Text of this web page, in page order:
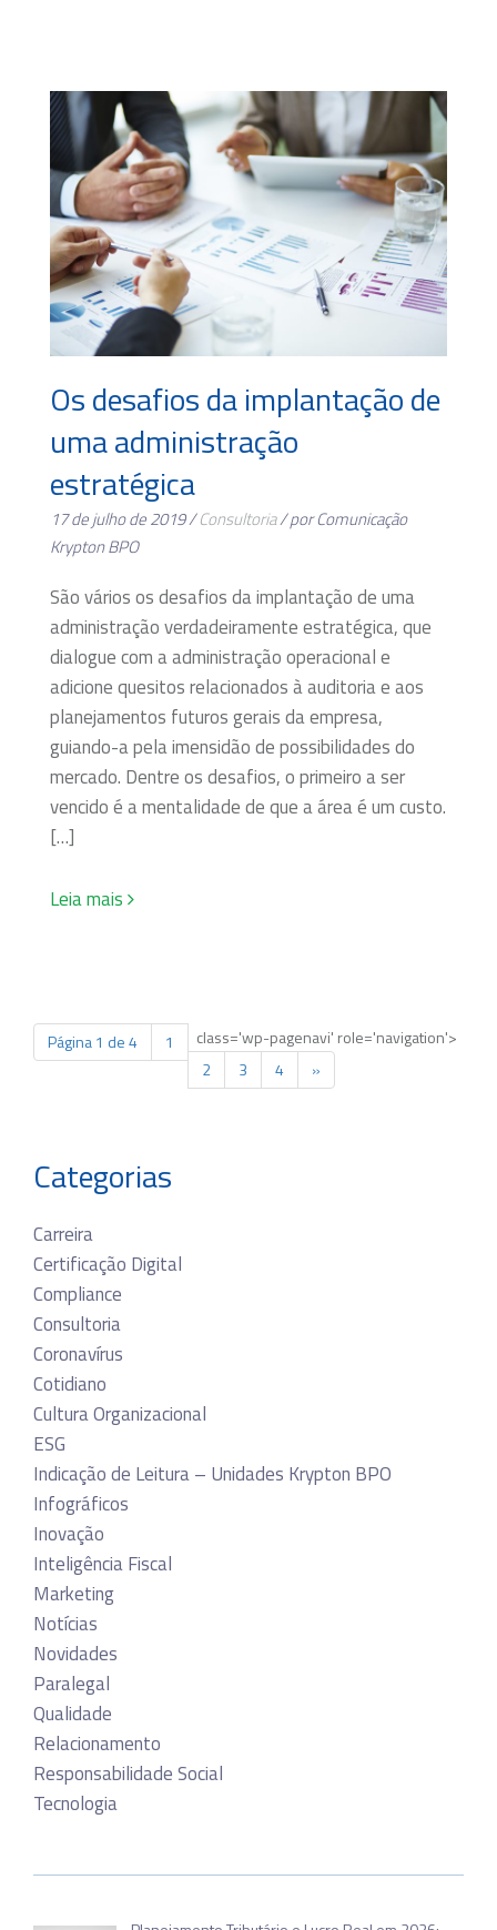
Os desafios da implantação de
uma administração
estratégica
17 de julho de 2019 /Consultoria/ por Comunicação
Krypton BPO
São vários os desafios da implantação de uma
administração verdadeiramente estratégica, que
dialogue com a administração operacional e
adicione quesitos relacionados à auditoria e aos
planejamentos futuros gerais da empresa,
guiando-a pela imensidão de possibilidades do
mercado. Dentre os desafios, o primeiro a ser
vencido é a mentalidade de que a área é um custo.
[…]
Leia mais
class='wp-pagenavi' role='navigation'>
Página 1 de 4
1
2
3 4 »
Categorias
Carreira
Certificação Digital
Compliance
Consultoria
Coronavírus
Cotidiano
Cultura Organizacional
ESG
Indicação de Leitura – Unidades Krypton BPO
Infográficos
Inovação
Inteligência Fiscal
Marketing
Notícias
Novidades
Paralegal
Qualidade
Relacionamento
Responsabilidade Social
Tecnologia